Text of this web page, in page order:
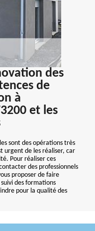
des
de
à
et les
sont des opérations très
urgent de les réaliser, car
Pour réaliser ces
des professionnels
proposer de faire
des formations
pour la qualité des